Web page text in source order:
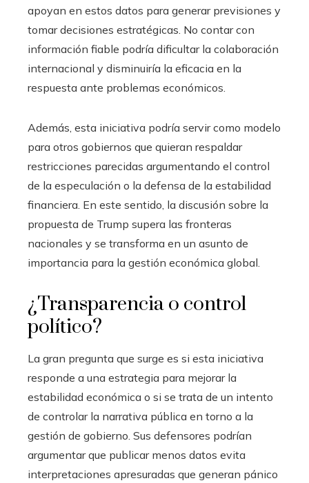
apoyan en estos datos para generar previsiones y
tomar decisiones estratégicas. No contar con
información fiable podría dificultar la colaboración
internacional y disminuiría la eficacia en la
respuesta ante problemas económicos.
Además, esta iniciativa podría servir como modelo
para otros gobiernos que quieran respaldar
restricciones parecidas argumentando el control
de la especulación o la defensa de la estabilidad
financiera. En este sentido, la discusión sobre la
propuesta de Trump supera las fronteras
nacionales y se transforma en un asunto de
importancia para la gestión económica global.
¿Transparencia o control
político?
La gran pregunta que surge es si esta iniciativa
responde a una estrategia para mejorar la
estabilidad económica o si se trata de un intento
de controlar la narrativa pública en torno a la
gestión de gobierno. Sus defensores podrían
argumentar que publicar menos datos evita
interpretaciones apresuradas que generan pánico